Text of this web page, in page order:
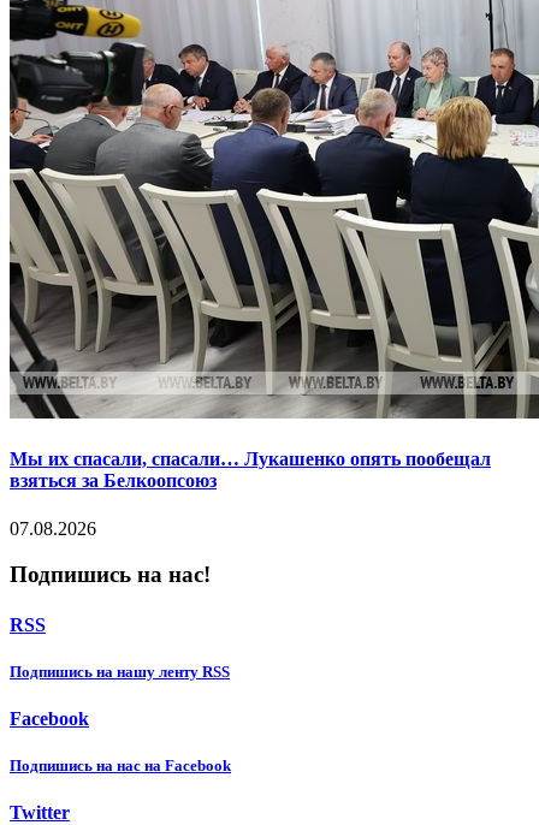
Мы их спасали, спасали… Лукашенко опять пообещал
взяться за Белкоопсоюз
07.08.2026
Подпишись на нас!
RSS
Подпишиcь на нашу ленту RSS
Facebook
Подпишиcь на нас на Facebook
Twitter